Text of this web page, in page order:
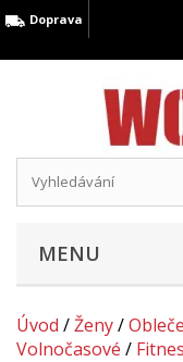
Doprava
MENU
Úvod /Ženy/
Volnočasové /